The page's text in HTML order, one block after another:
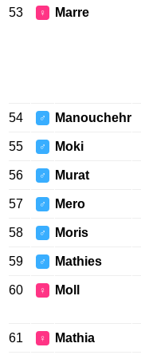
53 ♀ Marre
54 ♂ Manouchehr
55 ♂ Moki
56 ♂ Murat
57 ♂ Mero
58 ♂ Moris
59 ♂ Mathies
60 ♀ Moll
61 ♀ Mathia